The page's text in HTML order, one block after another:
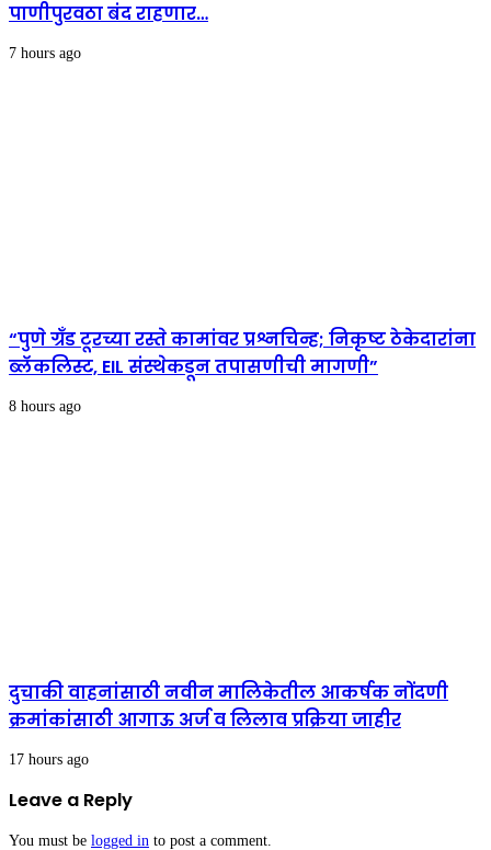
पाणीपुरवठा बंद राहणार…
7 hours ago
“पुणे ग्रँड टूरच्या रस्ते कामांवर प्रश्नचिन्ह; निकृष्ट ठेकेदारांना
ब्लॅकलिस्ट, EIL संस्थेकडून तपासणीची मागणी”
8 hours ago
दुचाकी वाहनांसाठी नवीन मालिकेतील आकर्षक नोंदणी
क्रमांकांसाठी आगाऊ अर्ज व लिलाव प्रक्रिया जाहीर
17 hours ago
Leave a Reply
You must be logged in to post a comment.